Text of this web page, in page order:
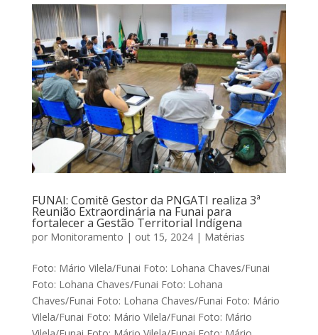
FUNAI: Comitê Gestor da PNGATI realiza 3ª
Reunião Extraordinária na Funai para
fortalecer a Gestão Territorial Indígena
por Monitoramento | out 15, 2024| Matérias
Foto: Mário Vilela/Funai Foto: Lohana Chaves/Funai
Foto: Lohana Chaves/Funai Foto: Lohana
Chaves/Funai Foto: Lohana Chaves/Funai Foto: Mário
Vilela/Funai Foto: Mário Vilela/Funai Foto: Mário